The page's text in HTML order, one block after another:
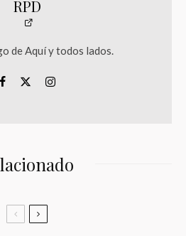
RPD
de Aquí y todos lados.